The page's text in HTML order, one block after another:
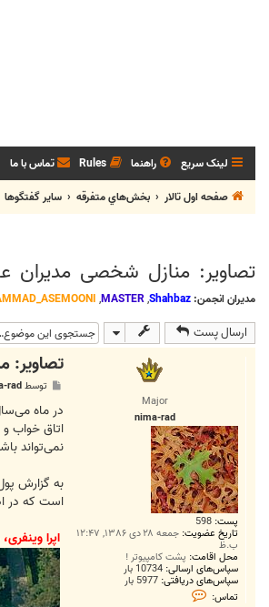
لینک سریع راهنما Rules تماس با ما
صفحه اول تالار
بخش‌‌هاي متفرقه ساير گفتگوها
تصاویر: منازل شخصی مدیران
مدیران انجمن: Shahbaz
,
MASTER
,
ارسال پست
Major
nima-rad
پست: 598
تاریخ عضویت: جمعه ۲۸ دی ۱۳۸۶, ۱۲:۴۷
ب.ظ
محل اقامت: پشت كامپيوتر !
سپاس‌های ارسالی: 10734 بار
سپاس‌های دریافتی: 5977 بار
تماس:
ت
تصاویر:
ت
توسطrad
نمی‌تواند
به گزارش
است که در
اپرا